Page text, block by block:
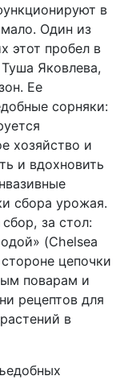
в
мало. Один из
этот пробел в
Яковлева,
Ее
сорняки:
хозяйство и
и вдохновить
сбора урожая.
за стол:
(Chelsea
цепочки
поварам и
рецептов для
в